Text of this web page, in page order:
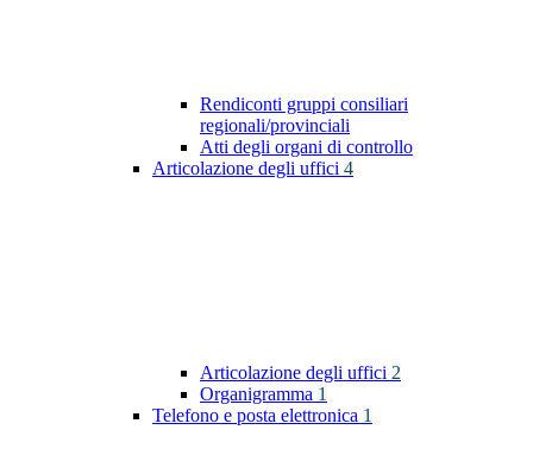
Rendiconti gruppi consiliari
regionali/provinciali
Atti degli organi di controllo
Articolazione degli uffici 4
Articolazione degli uffici 2
Organigramma 1
Telefono e posta elettronica 1